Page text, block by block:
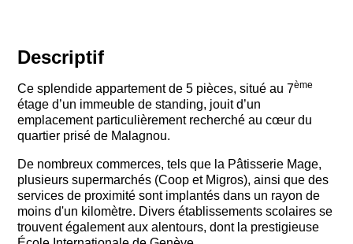
Descriptif
Ce splendide appartement de 5 pièces, situé au 7ème
étage d’un immeuble de standing, jouit d’un
emplacement particulièrement recherché au cœur du
quartier prisé de Malagnou.
De nombreux commerces, tels que la Pâtisserie Mage,
plusieurs supermarchés (Coop et Migros), ainsi que des
services de proximité sont implantés dans un rayon de
moins d'un kilomètre. Divers établissements scolaires se
trouvent également aux alentours, dont la prestigieuse